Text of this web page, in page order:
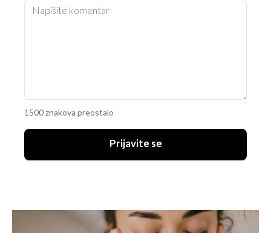
1500 znakova preostalo
Prijavite se